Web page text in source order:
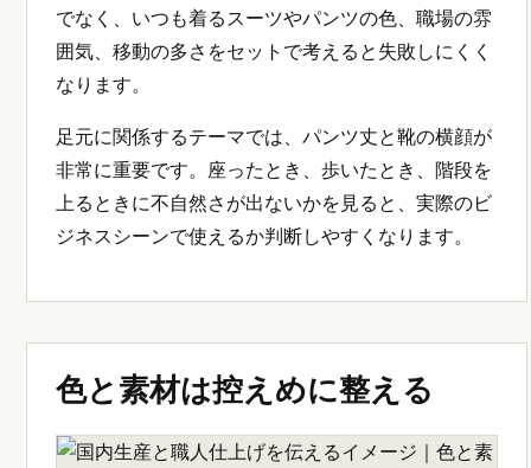
でなく、いつも着るスーツやパンツの色、職場の雰
囲気、移動の多さをセットで考えると失敗しにくく
なります。
足元に関係するテーマでは、パンツ丈と靴の横顔が
非常に重要です。座ったとき、歩いたとき、階段を
上るときに不自然さが出ないかを見ると、実際のビ
ジネスシーンで使えるか判断しやすくなります。
色と素材は控えめに整える